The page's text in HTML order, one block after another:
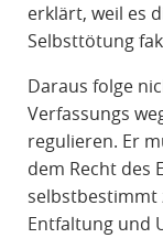
erklärt, weil es
Selbsttötung
Daraus folge
Verfassungs
regulieren. Er
dem Recht des
selbstbestimmt
Entfaltung und